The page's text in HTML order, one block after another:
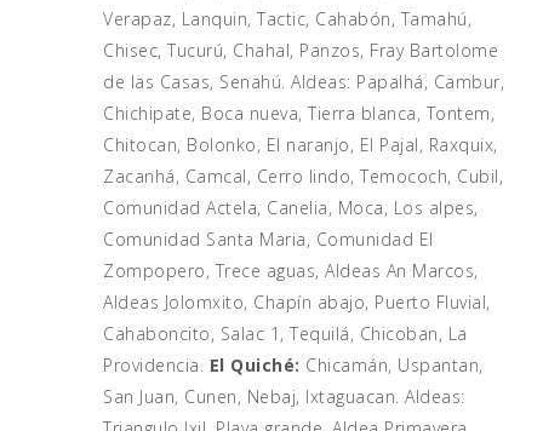
Verapaz, Lanquin, Tactic, Cahabón, Tamahú,
Chisec, Tucurú, Chahal, Panzos, Fray Bartolome
de las Casas, Senahú. Aldeas: Papalhá, Cambur,
Chichipate, Boca nueva, Tierra blanca, Tontem,
Chitocan, Bolonko, El naranjo, El Pajal, Raxquix,
Zacanhá, Camcal, Cerro lindo, Temococh, Cubil,
Comunidad Actela, Canelia, Moca, Los alpes,
Comunidad Santa Maria, Comunidad El
Zompopero, Trece aguas, Aldeas An Marcos,
Aldeas Jolomxito, Chapín abajo, Puerto Fluvial,
Cahaboncito, Salac 1, Tequilá, Chicoban, La
Providencia. El Quiché: Chicamán, Uspantan,
San Juan, Cunen, Nebaj, Ixtaguacan. Aldeas: